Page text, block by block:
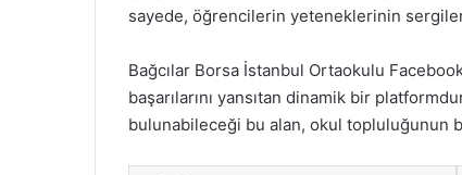
sayede, öğrencilerin yeteneklerinin
Bağcılar Borsa İstanbul Ortaokulu
başarılarını yansıtan dinamik bir
bulunabileceği bu alan, okul topluluğunun